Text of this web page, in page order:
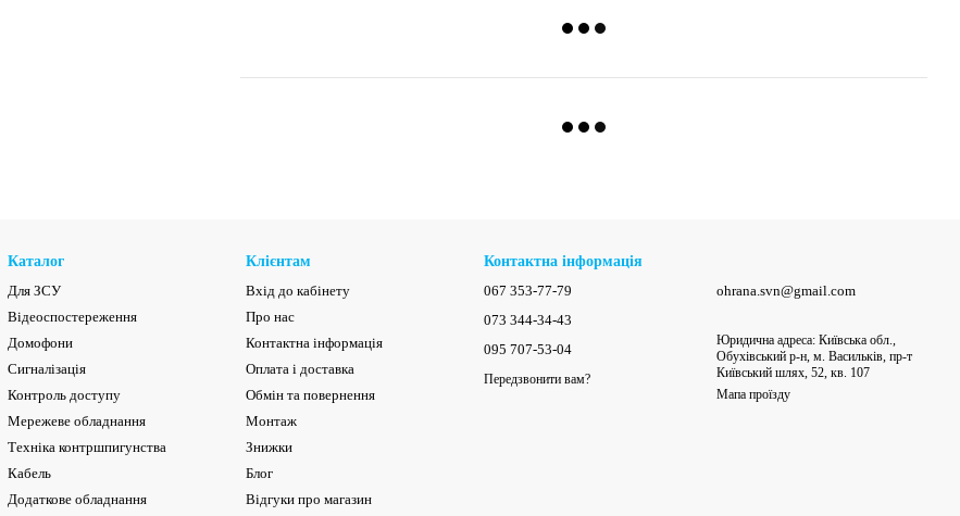
Каталог
Для ЗСУ
Відеоспостереження
Домофони
Сигналізація
Контроль доступу
Мережеве обладнання
Техніка контршпигунства
Кабель
Додаткове обладнання
Клієнтам
Вхід до кабінету
Про нас
Контактна інформація
Оплата і доставка
Обмін та повернення
Монтаж
Знижки
Блог
Відгуки про магазин
Контактна інформація
067 353-77-79
073 344-34-43
095 707-53-04
Передзвонити вам?
ohrana.svn@gmail.com
Юридична адреса: Київська обл.,
Обухівський р-н, м. Васильків, пр-т
Київський шлях, 52, кв. 107
Мапа проїзду